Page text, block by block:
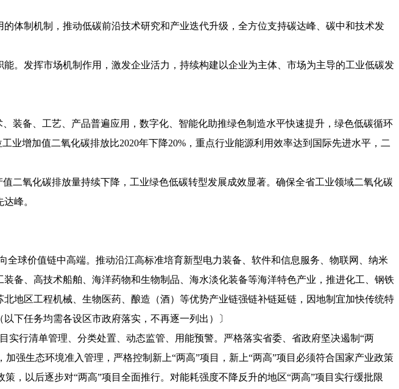
体制机制，推动低碳前沿技术研究和产业迭代升级，全方位支持碳达峰、碳中和技术发
。发挥市场机制作用，激发企业活力，持续构建以企业为主体、市场为主导的工业低碳发
装备、工艺、产品普遍应用，数字化、智能化助推绿色制造水平快速提升，绿色低碳循环
业增加值二氧化碳排放比2020年下降20%，重点行业能源利用效率达到国际先进水平，二
二氧化碳排放量持续下降，工业绿色低碳转型发展成效显著。确保全省工业领域二氧化碳
峰。
球价值链中高端。推动沿江高标准培育新型电力装备、软件和信息服务、物联网、纳米
备、高技术船舶、海洋药物和生物制品、海水淡化装备等海洋特色产业，推进化工、钢铁
地区工程机械、生物医药、酿造（酒）等优势产业链强链补链延链，因地制宜加快传统特
下任务均需各设区市政府落实，不再逐一列出）〕
行清单管理、分类处置、动态监管、用能预警。严格落实省委、省政府坚决遏制“两
强生态环境准入管理，严格控制新上“两高”项目，新上“两高”项目必须符合国家产业政策
，以后逐步对“两高”项目全面推行。对能耗强度不降反升的地区“两高”项目实行缓批限